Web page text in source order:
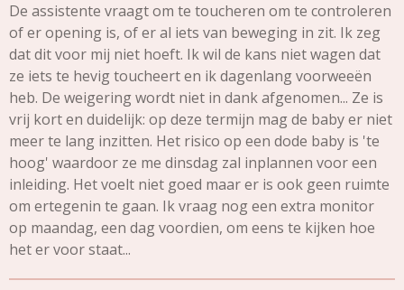
De assistente vraagt om te toucheren om te controleren
of er opening is, of er al iets van beweging in zit. Ik zeg
dat dit voor mij niet hoeft. Ik wil de kans niet wagen dat
ze iets te hevig toucheert en ik dagenlang voorweeën
heb. De weigering wordt niet in dank afgenomen... Ze is
vrij kort en duidelijk: op deze termijn mag de baby er niet
meer te lang inzitten. Het risico op een dode baby is 'te
hoog' waardoor ze me dinsdag zal inplannen voor een
inleiding. Het voelt niet goed maar er is ook geen ruimte
om ertegenin te gaan. Ik vraag nog een extra monitor
op maandag, een dag voordien, om eens te kijken hoe
het er voor staat...